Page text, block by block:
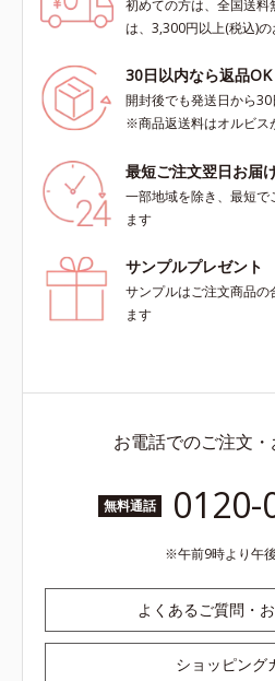
初めての方は、全国送
は、3,300円以上(税込)
30日以内なら返品OK
開封後でも発送日から
※商品返送料はオルビス
最短ご注文翌日お届
一部地域を除き、最短で
ます
サンプルプレゼント
サンプルはご注文商品
ます
お電話でのご注文
無料通話 0120-
午前9時より午
よくあるご質問・
ショッピング